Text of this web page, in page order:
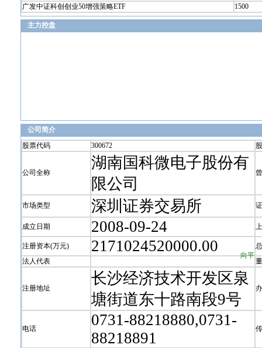
广发中证科创创业50增强策略ETF
1500
主力控盘
公司简介
股票代码
300672
公司全称
湖南国科微电子股份有
限公司
市场类型 深圳证券交易所
成立日期 2008-09-24
注册资本(万元) 2171024520000.00
法人代表
向平
注册地址
长沙经济技术开发区泉
塘街道东十路南段9号
电话
0731-88218880,0731-
88218891